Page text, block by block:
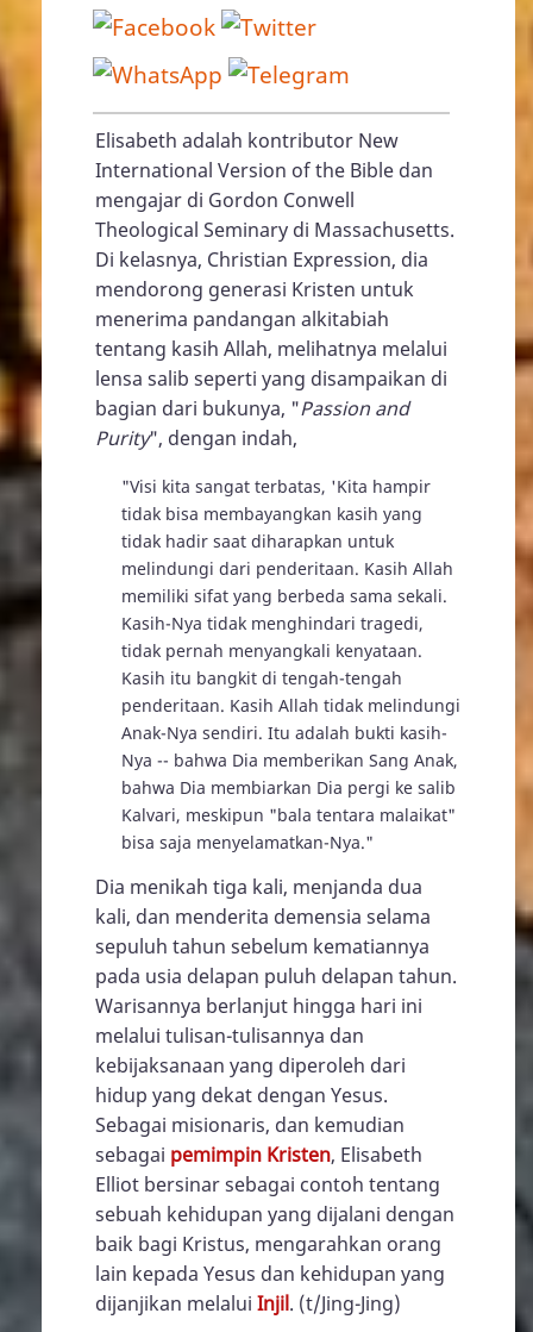
Elisabeth adalah kontributor New
International Version of the Bible dan
mengajar di Gordon Conwell
Theological Seminary di Massachusetts.
Di kelasnya, Christian Expression, dia
mendorong generasi Kristen untuk
menerima pandangan alkitabiah
tentang kasih Allah, melihatnya melalui
lensa salib seperti yang disampaikan di
bagian dari bukunya, "Passion and
Purity", dengan indah,
"Visi kita sangat terbatas, 'Kita hampir
tidak bisa membayangkan kasih yang
tidak hadir saat diharapkan untuk
melindungi dari penderitaan. Kasih Allah
memiliki sifat yang berbeda sama sekali.
Kasih-Nya tidak menghindari tragedi,
tidak pernah menyangkali kenyataan.
Kasih itu bangkit di tengah-tengah
penderitaan. Kasih Allah tidak melindungi
Anak-Nya sendiri. Itu adalah bukti kasih-
Nya -- bahwa Dia memberikan Sang Anak,
bahwa Dia membiarkan Dia pergi ke salib
Kalvari, meskipun "bala tentara malaikat"
bisa saja menyelamatkan-Nya."
Dia menikah tiga kali, menjanda dua
kali, dan menderita demensia selama
sepuluh tahun sebelum kematiannya
pada usia delapan puluh delapan tahun.
Warisannya berlanjut hingga hari ini
melalui tulisan-tulisannya dan
kebijaksanaan yang diperoleh dari
hidup yang dekat dengan Yesus.
Sebagai misionaris, dan kemudian
sebagai pemimpin Kristen, Elisabeth
Elliot bersinar sebagai contoh tentang
sebuah kehidupan yang dijalani dengan
baik bagi Kristus, mengarahkan orang
lain kepada Yesus dan kehidupan yang
dijanjikan melalui Injil. (t/Jing-Jing)